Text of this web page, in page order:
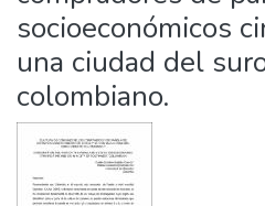
socioeconómicos
una ciudad del
colombiano.